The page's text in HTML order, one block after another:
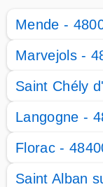
Mende -
Marvejols -
Saint Chély
Langogne -
Florac -
Saint Alban